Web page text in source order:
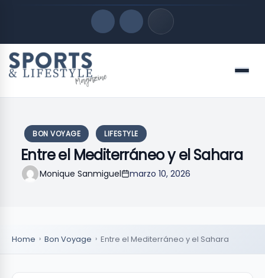
Quick Links
FOLLOW US
Menu
BON VOYAGE LIFESTYLE
Entre el Mediterráneo y el Sahara
Monique Sanmiguel marzo 10, 2026
Home Bon Voyage Entre el Mediterráneo y el Sahara